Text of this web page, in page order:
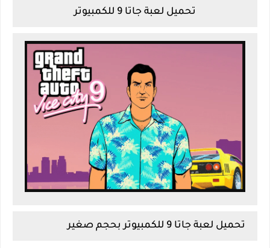
تحميل لعبة جاتا 9 للكمبيوتر
تحميل لعبة جاتا 9 للكمبيوتر بحجم صغير